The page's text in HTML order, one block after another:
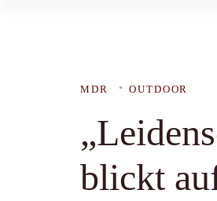
MDR OUTDOOR
blickt